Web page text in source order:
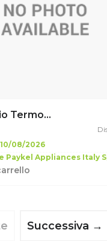
Termo...
10/08/2026
Paykel Appliances Italy
Successiva →